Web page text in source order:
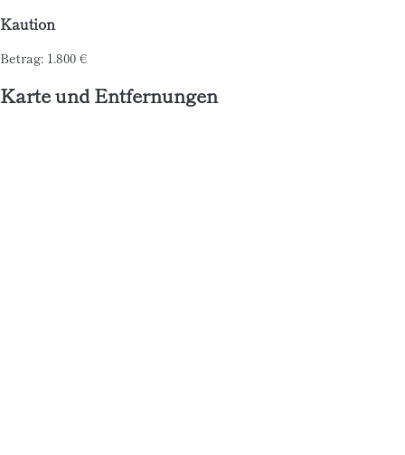
Kaution
Betrag: 1.800 €
Karte und Entfernungen